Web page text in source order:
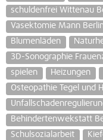
schuldenfrei Wittenau
Vasektomie Mann
Blumenläden
3D-Sonographie
spielen
Heizungen
Osteopathie Tegel und
Behindertenwekstatt
Schulsozialarbeit